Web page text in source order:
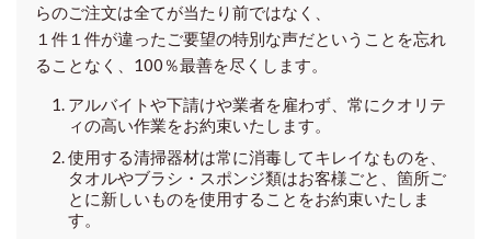
らのご注文は全てが当たり前ではなく、
１件１件が違ったご要望の特別な声だということを忘れ
ることなく、100％最善を尽くします。
アルバイトや下請けや業者を雇わず、常にクオリテ
ィの高い作業をお約束いたします。
使用する清掃器材は常に消毒してキレイなものを、
タオルやブラシ・スポンジ類はお客様ごと、箇所ご
とに新しいものを使用することをお約束いたしま
す。